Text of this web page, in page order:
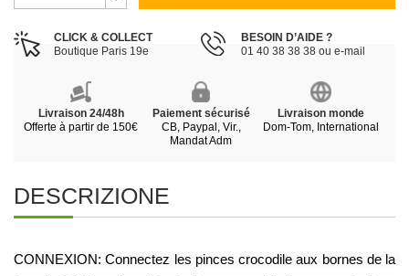
CLICK & COLLECT
Boutique Paris 19e
BESOIN D’AIDE ?
01 40 38 38 38 ou e-mail
Livraison 24/48h
Offerte à partir de 150€
Paiement sécurisé
CB, Paypal, Vir.,
Mandat Adm
Livraison monde
Dom-Tom, International
DESCRIZIONE
CONNEXION: Connectez les pinces crocodile aux bornes de la